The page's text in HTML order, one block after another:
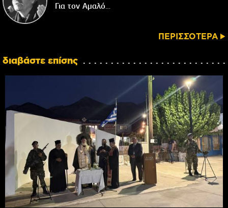
Για τον Αμαλό…
ΠΕΡΙΣΣΟΤΕΡΑ
διαβάστε επίσης